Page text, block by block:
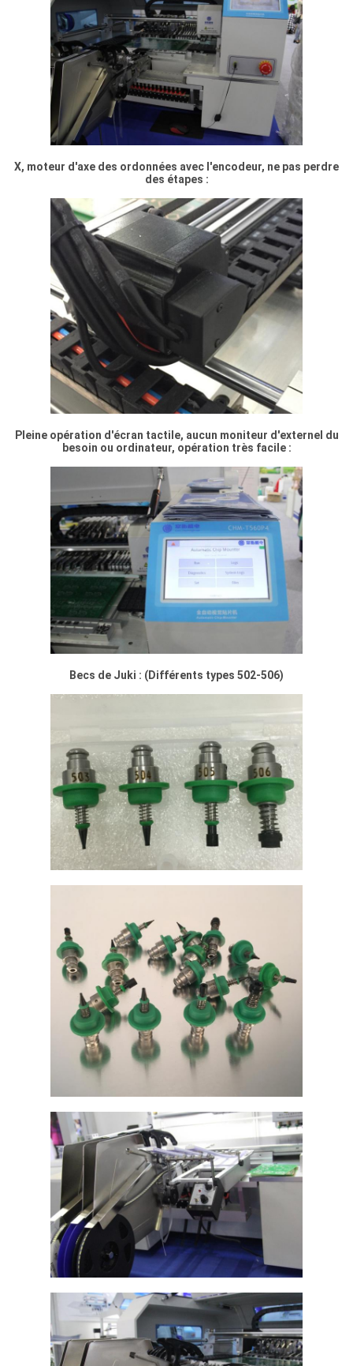
X, moteur d'axe des ordonnées avec l'encodeur, ne pas perdre
des étapes :
Pleine opération d'écran tactile, aucun moniteur d'externel du
besoin ou ordinateur, opération très facile :
Becs de Juki : (Différents types 502-506)